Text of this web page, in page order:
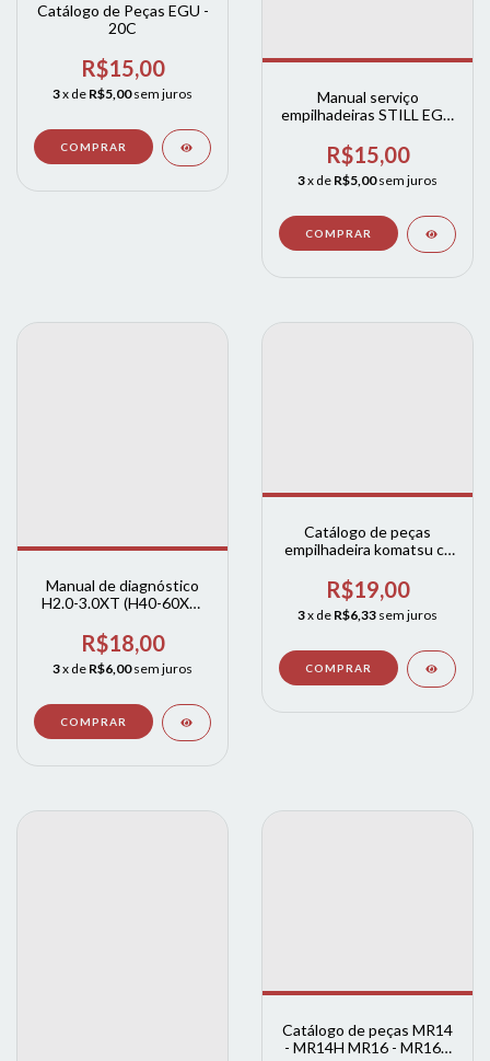
Catálogo de Peças EGU -
20C
R$15,00
3x de R$5,00 sem juros
Manual serviço
empilhadeiras STILL EGV
R$15,00
3x de R$5,00 sem juros
Manual de diagnóstico
H2.0-3.0XT (H40-60XT)
[A409]
R$18,00
3x de R$6,00 sem juros
Catálogo de peças
empilhadeira komatsu cx
R$19,00
3x de R$6,33 sem juros
Catálogo de peças MR14
- MR14H MR16 - MR16H